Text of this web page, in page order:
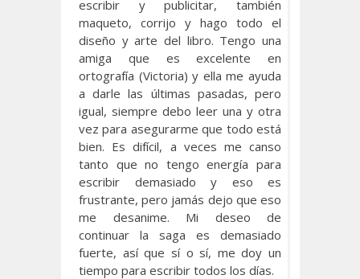
escribir y publicitar, también
maqueto, corrijo y hago todo el
diseño y arte del libro. Tengo una
amiga que es excelente en
ortografía (Victoria) y ella me ayuda
a darle las últimas pasadas, pero
igual, siempre debo leer una y otra
vez para asegurarme que todo está
bien. Es difícil, a veces me canso
tanto que no tengo energía para
escribir demasiado y eso es
frustrante, pero jamás dejo que eso
me desanime. Mi deseo de
continuar la saga es demasiado
fuerte, así que sí o sí, me doy un
tiempo para escribir todos los días.